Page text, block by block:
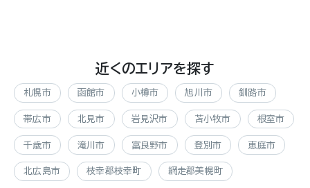
近くのエリアを探す
札幌市 函館市 小樽市 旭川市 釧路市
帯広市 北見市 岩見沢市 苫小牧市 根室市
千歳市 滝川市 富良野市 登別市 恵庭市
北広島市 枝幸郡枝幸町 網走郡美幌町